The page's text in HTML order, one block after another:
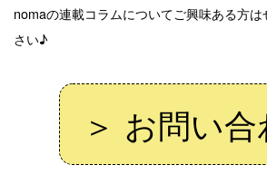
nomaの連載コラムについてご興味ある方
さい♪
＞ お問い